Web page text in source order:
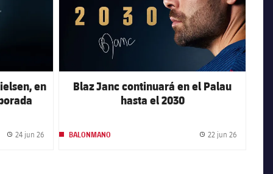
en
Fecha de publicación
24 jun 26
Blaz Janc continuará en el Palau
hasta el 2030
BALONMANO Fecha de
22 jun 26